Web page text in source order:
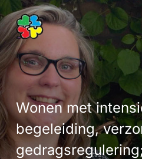
Wonen met
begeleiding,